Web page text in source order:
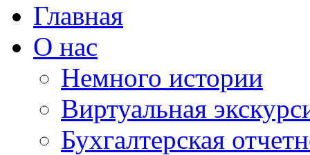
Главная
О нас
Немного истории
Виртуальная
Бухгалтерская